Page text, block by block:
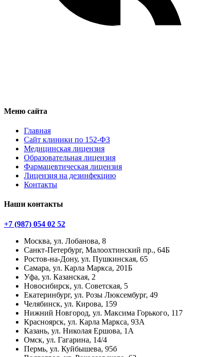
Меню сайта
Главная
Сайт клиники по 152-ФЗ
Медицинская лицензия
Образовательная лицензия
Фармацевтическая лицензия
Лицензия на дезинфекцию
Контакты
Наши контакты
+7 (987) 054 02 52
Москва, ул. Лобанова, 8
Санкт-Петербург, Малоохтинский пр., 64Б
Ростов-на-Дону, ул. Пушкинская, 65
Самара, ул. Карла Маркса, 201Б
Уфа, ул. Казанская, 2
Новосибирск, ул. Советская, 5
Екатеринбург, ул. Розы Люксембург, 49
Челябинск, ул. Кирова, 159
Нижний Новгород, ул. Максима Горького, 117
Красноярск, ул. Карла Маркса, 93А
Казань, ул. Николая Ершова, 1А
Омск, ул. Гагарина, 14/4
Пермь, ул. Куйбышева, 95б